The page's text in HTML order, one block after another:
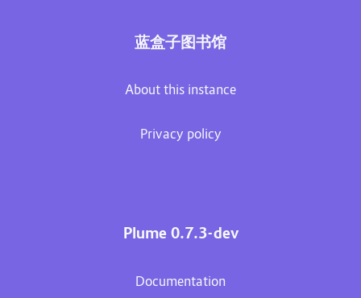
蓝盒子图书馆
About this instance
Privacy policy
Plume 0.7.3-dev
Documentation